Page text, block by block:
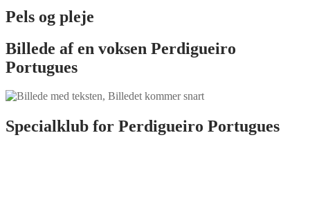
Pels og pleje
Billede af en voksen Perdigueiro
Portugues
Specialklub for Perdigueiro Portugues